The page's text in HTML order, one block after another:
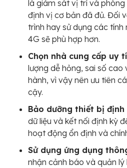
là giám sát vị trí và
định vị cơ bản đã đủ. Đối
trình hay sử dụng các
4G sẽ phù hợp hơn.
Chọn nhà cung cấp uy
lượng dễ hỏng, sai số cao
hành, vì vậy nên ưu tiên
cậy.
Bảo dưỡng thiết bị định
dữ liệu và kết nối định kỳ
hoạt động ổn định và
Sử dụng ứng dụng
nhận cảnh báo và quản lý